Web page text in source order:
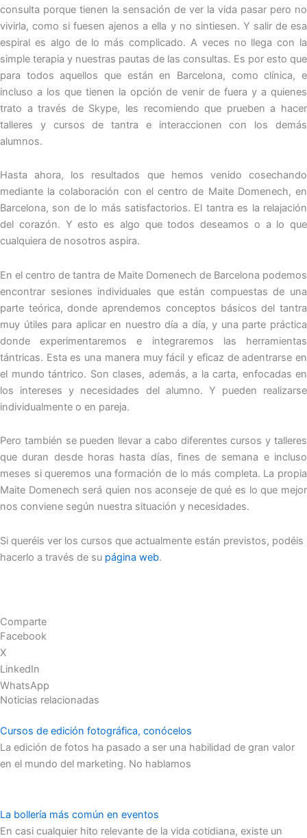
consulta porque tienen la sensación de ver la vida pasar pero no
vivirla, como si fuesen ajenos a ella y no sintiesen. Y salir de esa
espiral es algo de lo más complicado. A veces no llega con la
simple terapia y nuestras pautas de las consultas. Es por esto que
para todos aquellos que están en Barcelona, como clínica, e
incluso a los que tienen la opción de venir de fuera y a quienes
trato a través de Skype, les recomiendo que prueben a hacer
talleres y cursos de tantra e interaccionen con los demás
alumnos.
Hasta ahora, los resultados que hemos venido cosechando
mediante la colaboración con el centro de Maite Domenech, en
Barcelona, son de lo más satisfactorios. El tantra es la relajación
del corazón. Y esto es algo que todos deseamos o a lo que
cualquiera de nosotros aspira.
En el centro de tantra de Maite Domenech de Barcelona podemos
encontrar sesiones individuales que están compuestas de una
parte teórica, donde aprendemos conceptos básicos del tantra
muy útiles para aplicar en nuestro día a día, y una parte práctica
donde experimentaremos e integraremos las herramientas
tántricas. Esta es una manera muy fácil y eficaz de adentrarse en
el mundo tántrico. Son clases, además, a la carta, enfocadas en
los intereses y necesidades del alumno. Y pueden realizarse
individualmente o en pareja.
Pero también se pueden llevar a cabo diferentes cursos y talleres
que duran desde horas hasta días, fines de semana e incluso
meses si queremos una formación de lo más completa. La propia
Maite Domenech será quien nos aconseje de qué es lo que mejor
nos conviene según nuestra situación y necesidades.
Si queréis ver los cursos que actualmente están previstos, podéis
hacerlo a través de su página web.
Comparte
Facebook
X
LinkedIn
WhatsApp
Noticias relacionadas
Cursos de edición fotográfica, conócelos
La edición de fotos ha pasado a ser una habilidad de gran valor
en el mundo del marketing. No hablamos
La bollería más común en eventos
En casi cualquier hito relevante de la vida cotidiana, existe un